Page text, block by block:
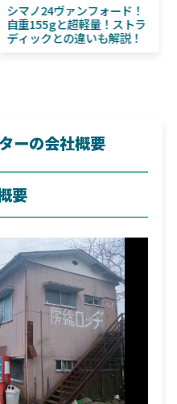
シマノ25コンプレックス
XR！ライトリグを意のまま
に！24ヴァンフォードとの
ーの会社概要
要